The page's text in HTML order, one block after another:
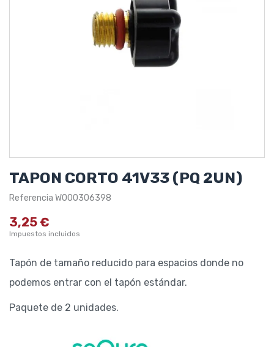
TAPON CORTO 41V33 (PQ 2UN)
Referencia W000306398
3,25 €
Impuestos incluidos
Tapón de tamaño reducido para espacios donde no
podemos entrar con el tapón estándar.
Paquete de 2 unidades.